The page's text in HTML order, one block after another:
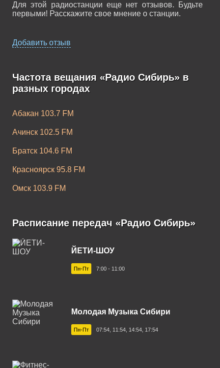
Для этой радиостанции еще нет отзывов. Будьте
первыми! Расскажите свое мнение о станции.
Добавить отзыв
Частота вещания «Радио Сибирь» в
разных городах
Абакан 103.7 FM
Ачинск 102.5 FM
Братск 104.6 FM
Красноярск 95.8 FM
Омск 103.9 FM
Орск 106.7 FM
Томск 104.6 FM
Чита 102.6 FM
Расписание передач «Радио Сибирь»
ЙЕТИ-ШОУ
Пн-Пт 7:00 - 11:00
Молодая Музыка Сибири
Пн-Пт 07:54, 11:54, 14:54, 17:54